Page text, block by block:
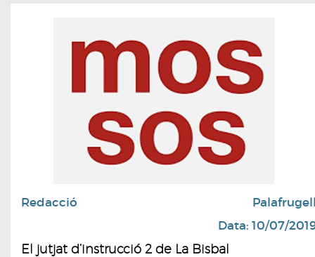
Redacció
Data: 10/07/
El jutjat d’instrucció 2 de La Bisbal